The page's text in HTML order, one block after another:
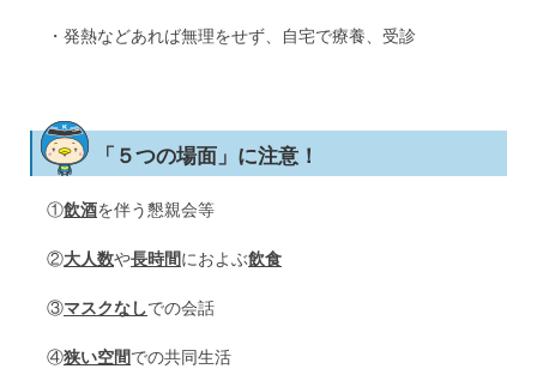
・発熱などあれば無理をせず、自宅で療養、受診
「５つの場面」に注意！
①飲酒を伴う懇親会等
②大人数や長時間におよぶ飲食
③マスクなしでの会話
④狭い空間での共同生活